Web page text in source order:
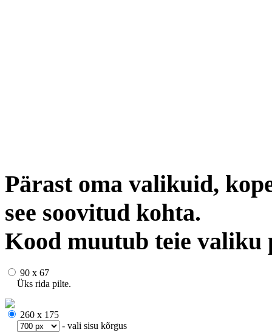
Pärast oma valikuid,
see soovitud kohta.
Kood muutub teie valiku
90 x 67
Üks rida pilte.
260 x 175
- vali sisu kõrgus